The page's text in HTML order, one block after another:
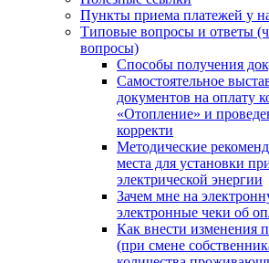
Пункты приема платежей у
Типовые вопросы и ответы
вопросы)
Способы получения
Самостоятельное
документов на оплату
«Отопление» и
корректи
Методические
места для установки
электрической энергии
Зачем мне на
электронные чеки об
Как внести изменения
(при смене